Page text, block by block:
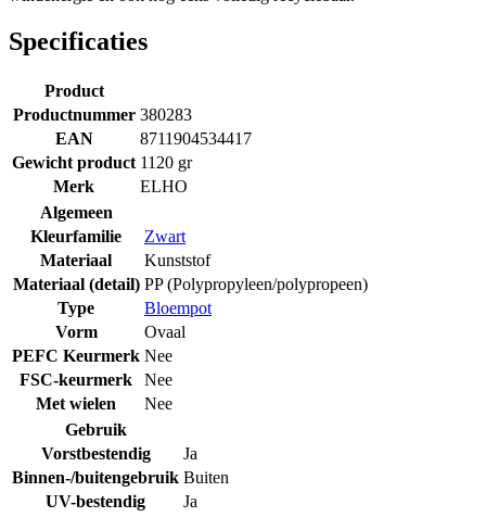
Specificaties
Product
Productnummer 380283
EAN
8711904534417
Gewicht product 1120 gr
Merk
ELHO
Algemeen
Kleurfamilie
Zwart
Materiaal
Kunststof
Materiaal (detail) PP (Polypropyleen/polypropeen)
Type
Bloempot
Vorm
Ovaal
PEFC Keurmerk Nee
FSC-keurmerk
Nee
Met wielen
Nee
Gebruik
Vorstbestendig
Ja
Binnen-/buitengebruik Buiten
UV-bestendig
Ja